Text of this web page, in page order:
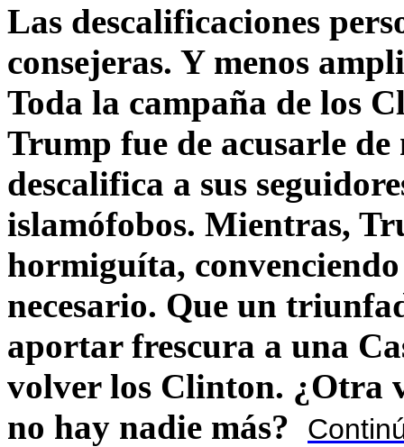
Las descalificaciones
consejeras. Y menos
Toda la campaña de los
Trump fue de acusarle
descalifica a sus
islamófobos. Mientras,
hormiguíta,
necesario. Que un
aportar frescura a una
volver los Clinton. ¿Otra
no hay nadie más?